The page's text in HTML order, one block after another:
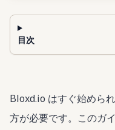
目次
Bloxd.io はすぐ始めら
方が必要です。このガ